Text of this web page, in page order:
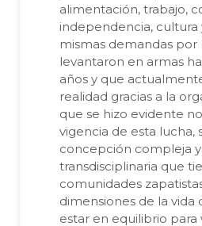
alimentación, trabajo,
independencia, cultura
mismas demandas por
levantaron en armas
años y que
realidad gracias a la
que se hizo evidente
vigencia de esta lucha,
concepción compleja y
transdisciplinaria que
comunidades
dimensiones de la vida
estar en equilibrio para